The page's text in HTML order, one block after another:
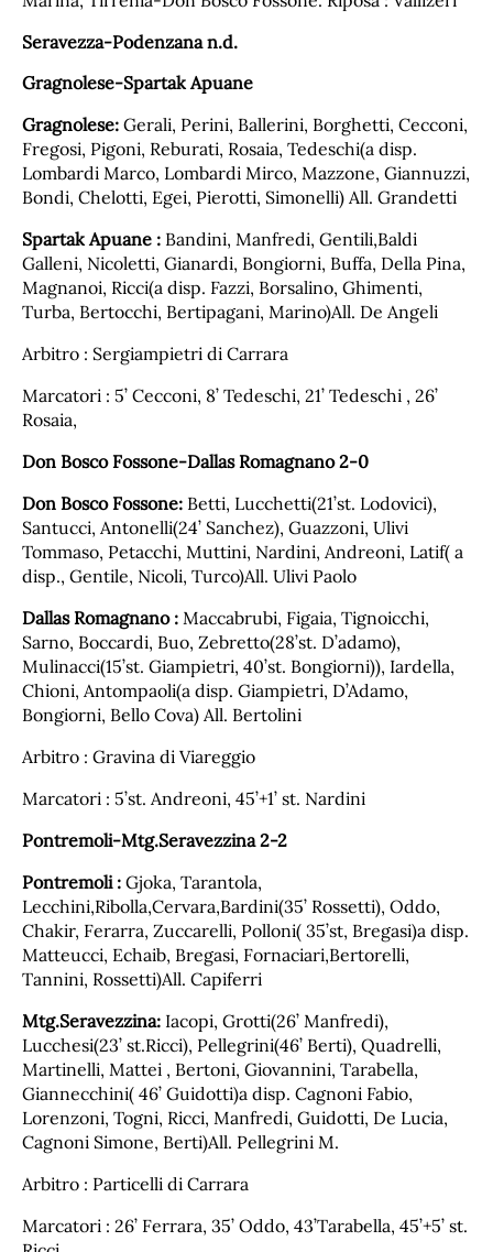
Seravezza-Podenzana n.d.
Gragnolese-Spartak Apuane
Gragnolese: Gerali, Perini, Ballerini, Borghetti, Cecconi,
Fregosi, Pigoni, Reburati, Rosaia, Tedeschi(a disp.
Lombardi Marco, Lombardi Mirco, Mazzone, Giannuzzi,
Bondi, Chelotti, Egei, Pierotti, Simonelli) All. Grandetti
Spartak Apuane : Bandini, Manfredi, Gentili,Baldi
Galleni, Nicoletti, Gianardi, Bongiorni, Buffa, Della Pina,
Magnanoi, Ricci(a disp. Fazzi, Borsalino, Ghimenti,
Turba, Bertocchi, Bertipagani, Marino)All. De Angeli
Arbitro : Sergiampietri di Carrara
Marcatori : 5’ Cecconi, 8’ Tedeschi, 21’ Tedeschi , 26’
Rosaia,
Don Bosco Fossone-Dallas Romagnano 2-0
Don Bosco Fossone: Betti, Lucchetti(21’st. Lodovici),
Santucci, Antonelli(24’ Sanchez), Guazzoni, Ulivi
Tommaso, Petacchi, Muttini, Nardini, Andreoni, Latif( a
disp., Gentile, Nicoli, Turco)All. Ulivi Paolo
Dallas Romagnano : Maccabrubi, Figaia, Tignoicchi,
Sarno, Boccardi, Buo, Zebretto(28’st. D’adamo),
Mulinacci(15’st. Giampietri, 40’st. Bongiorni)), Iardella,
Chioni, Antompaoli(a disp. Giampietri, D’Adamo,
Bongiorni, Bello Cova) All. Bertolini
Arbitro : Gravina di Viareggio
Marcatori : 5’st. Andreoni, 45’+1’ st. Nardini
Pontremoli-Mtg.Seravezzina 2-2
Pontremoli : Gjoka, Tarantola,
Lecchini,Ribolla,Cervara,Bardini(35’ Rossetti), Oddo,
Chakir, Ferarra, Zuccarelli, Polloni( 35’st, Bregasi)a disp.
Matteucci, Echaib, Bregasi, Fornaciari,Bertorelli,
Tannini, Rossetti)All. Capiferri
Mtg.Seravezzina: Iacopi, Grotti(26’ Manfredi),
Lucchesi(23’ st.Ricci), Pellegrini(46’ Berti), Quadrelli,
Martinelli, Mattei , Bertoni, Giovannini, Tarabella,
Giannecchini( 46’ Guidotti)a disp. Cagnoni Fabio,
Lorenzoni, Togni, Ricci, Manfredi, Guidotti, De Lucia,
Cagnoni Simone, Berti)All. Pellegrini M.
Arbitro : Particelli di Carrara
Marcatori : 26’ Ferrara, 35’ Oddo, 43’Tarabella, 45’+5’ st.